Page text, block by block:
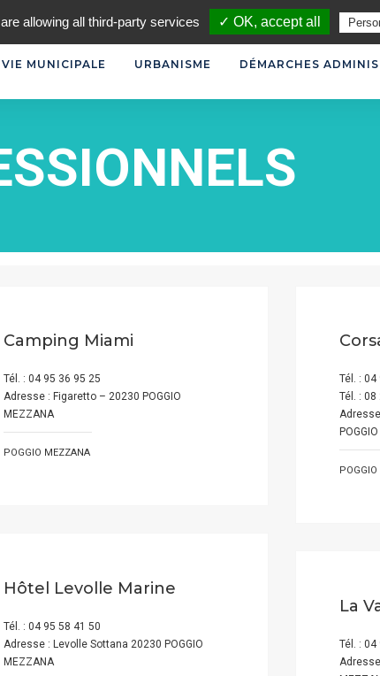
VIE MUNICIPALE URBANISME DÉMARCHES
Camping Miami
Tél. : 04 95 36 95 25
Adresse : Figaretto – 20230 POGGIO
MEZZANA
POGGIO MEZZANA
Tél. : 04
Tél. :
Hôtel Levolle Marine
Tél. : 04 95 58 41 50
Adresse : Levolle Sottana 20230 POGGIO
MEZZANA
La
Tél. : 04
allowing all third-party services ✓ OK, accept all